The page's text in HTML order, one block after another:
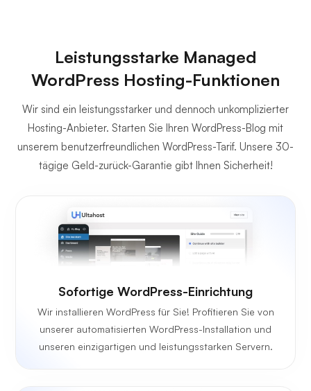
Leistungsstarke Managed
WordPress Hosting-Funktionen
Wir sind ein leistungsstarker und dennoch unkomplizierter
Hosting-Anbieter. Starten Sie Ihren WordPress-Blog mit
unserem benutzerfreundlichen WordPress-Tarif. Unsere 30-
tägige Geld-zurück-Garantie gibt Ihnen Sicherheit!
Sofortige WordPress-Einrichtung
Wir installieren WordPress für Sie! Profitieren Sie von
unserer automatisierten WordPress-Installation und
unseren einzigartigen und leistungsstarken Servern.